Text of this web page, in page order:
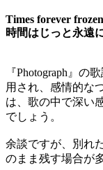
Times forever
時間はじっと永遠
『Photograph』の
用され、感情的な
は、歌の中で深い
でしょう。
余談ですが、別れ
のまま残す場合が